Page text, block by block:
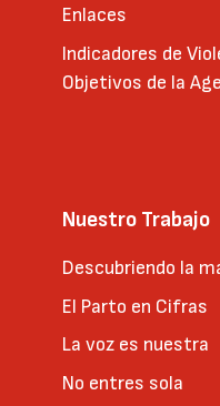
Enlaces
Indicadores de
Objetivos de la
Nuestro Trabajo
Descubriendo la
El Parto en Cifras
La voz es nuestra
No entres sola